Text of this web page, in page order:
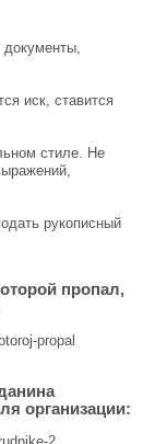
документы,
иск, ставится
стиле. Не
рукописный
пропал,
организации: